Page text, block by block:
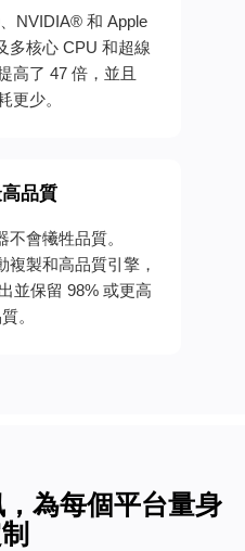
NVIDIA® 和 Apple
多核心 CPU 和超線
高了 47 倍，並且
更少。
品質
不會犧牲品質。
複製和高品質引擎，
並保留 98% 或更高
。
為每個平台量身